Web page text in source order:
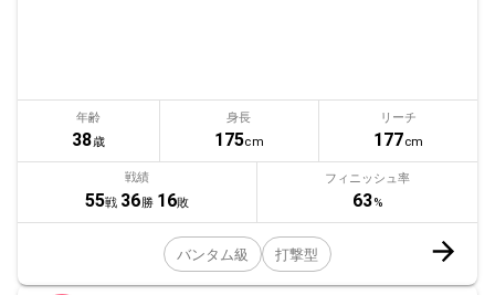
年齢
38歳
身長
175cm
リーチ
177cm
戦績
55戦 36 勝 16敗
フィニッシュ率
63%
バンタム級 打撃型